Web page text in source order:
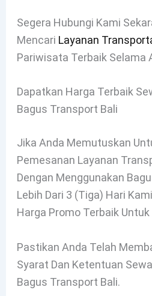
Segera Hubungi Kami
Mencari Layanan
Pariwisata Terbaik Selama
Dapatkan Harga Terbaik
Bagus Transport Bali
Jika Anda Memutuskan
Pemesanan Layanan
Dengan Menggunakan
Lebih Dari 3 (tiga) Hari
Harga Promo Terbaik Untuk
Pastikan Anda Telah
Syarat Dan Ketentuan
Bagus Transport Bali.